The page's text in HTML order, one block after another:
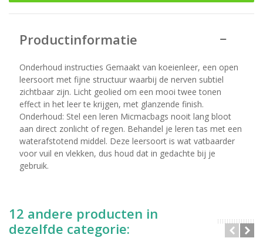
Productinformatie
Onderhoud instructies Gemaakt van koeienleer, een open
leersoort met fijne structuur waarbij de nerven subtiel
zichtbaar zijn. Licht geolied om een mooi twee tonen
effect in het leer te krijgen, met glanzende finish.
Onderhoud: Stel een leren Micmacbags nooit lang bloot
aan direct zonlicht of regen. Behandel je leren tas met een
waterafstotend middel. Deze leersoort is wat vatbaarder
voor vuil en vlekken, dus houd dat in gedachte bij je
gebruik.
12 andere producten in
dezelfde categorie: